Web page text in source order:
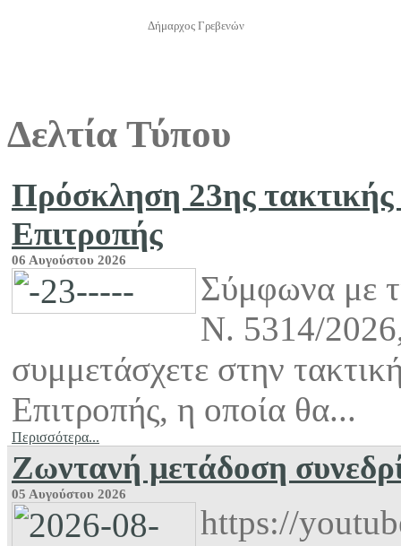
Δήμαρχος Γρεβενών
Δελτία Τύπου
Πρόσκληση 23ης τακτικής
Επιτροπής
06 Αυγούστου 2026
Σύμφωνα με
Ν. 5314/
συμμετάσχετε στην
Επιτροπής, η οποία θα...
Περισσότερα...
Ζωντανή μετάδοση
05 Αυγούστου 2026
https://